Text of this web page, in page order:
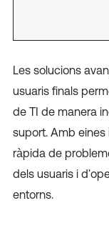
Les solucions
usuaris finals
de TI de manera
suport. Amb eines
ràpida de
dels usuaris i
entorns.